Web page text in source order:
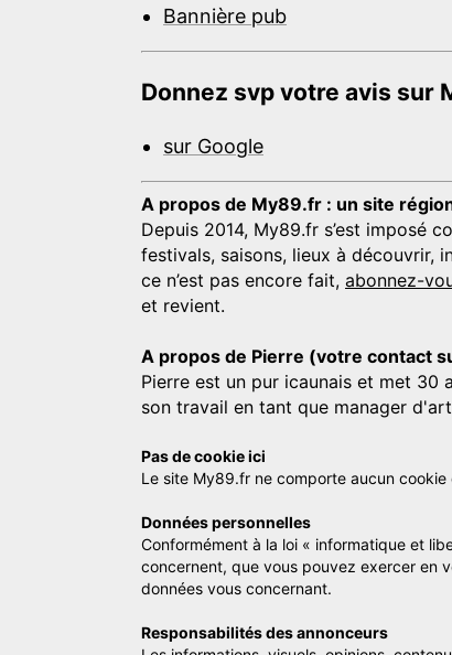
Bannière pub
Donnez svp votre avis sur
sur Google
A propos de My89.fr : un site
Depuis 2014, My89.fr s’est imposé
festivals, saisons, lieux à découvrir,
ce n’est pas encore fait, abonnez-
et revient.
A propos de Pierre (votre contact
Pierre est un pur icaunais et met 30
son travail en tant que manager
Pas de cookie ici
Le site My89.fr ne comporte aucun
Données personnelles
Conformément à la loi « informatique et
concernent, que vous pouvez exercer en
données vous concernant.
Responsabilités des annonceurs